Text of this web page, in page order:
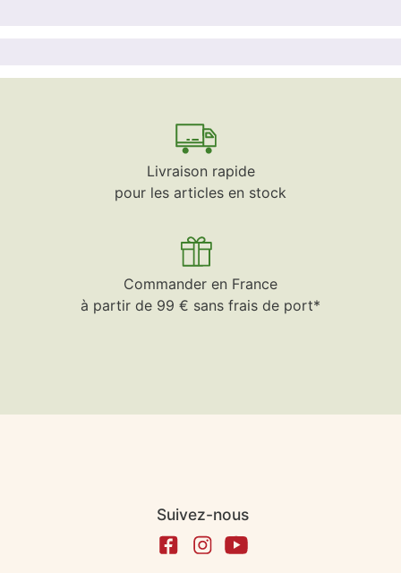
Livraison rapide
pour les articles en stock
Commander en France
à partir de 99 € sans frais de port*
Suivez-nous